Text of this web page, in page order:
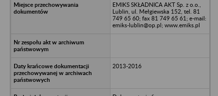
EMIKS SKŁADNICA AKT Sp. z o.o.,
Lublin, ul. Mełgiewska 152, tel. 81
749 65 60; fax 81 749 65 61; e-mail:
emiks-lublin@op.pl; www.emiks.pl
2013-2016